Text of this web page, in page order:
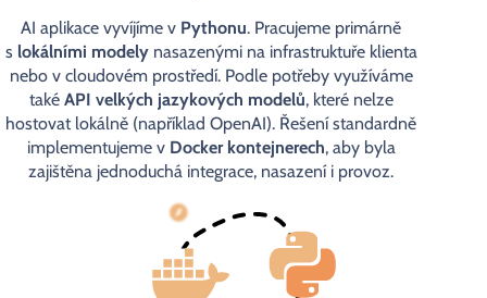
AI aplikace vyvíjíme v Pythonu. Pracujeme primárně
s lokálními modelynasazenými na infrastruktuře klienta
nebo v cloudovém prostředí. Podle potřeby využíváme
také API velkých jazykových modelů, které nelze
hostovat lokálně (například OpenAI). Řešení standardně
implementujeme v Docker kontejnerech, aby byla
zajištěna jednoduchá integrace, nasazení i provoz.